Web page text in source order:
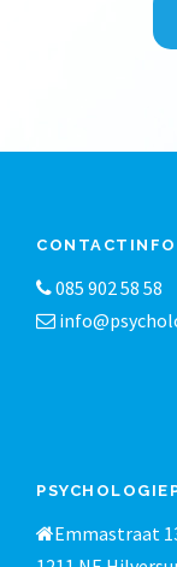
085 902 58 58
Emmastraat